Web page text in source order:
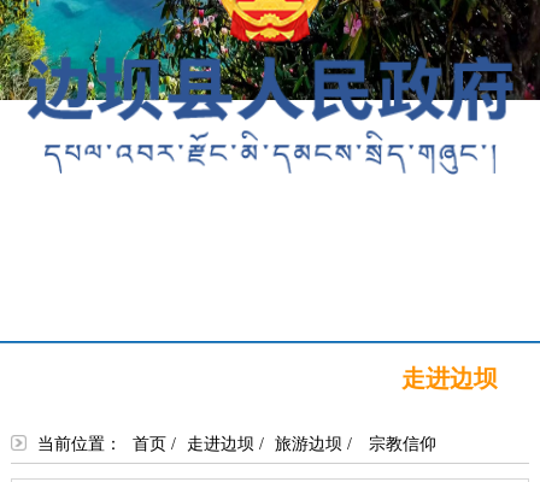
走进边坝
当前位置： 首页 / 走进边坝 / 旅游边坝 / 宗教信仰